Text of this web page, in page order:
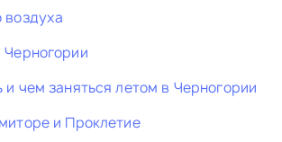
воздуха
и чем заняться летом в Черногории
и Проклетие